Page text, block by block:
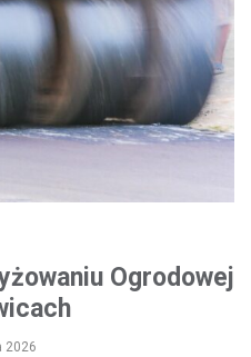
Ogrodowej
2026